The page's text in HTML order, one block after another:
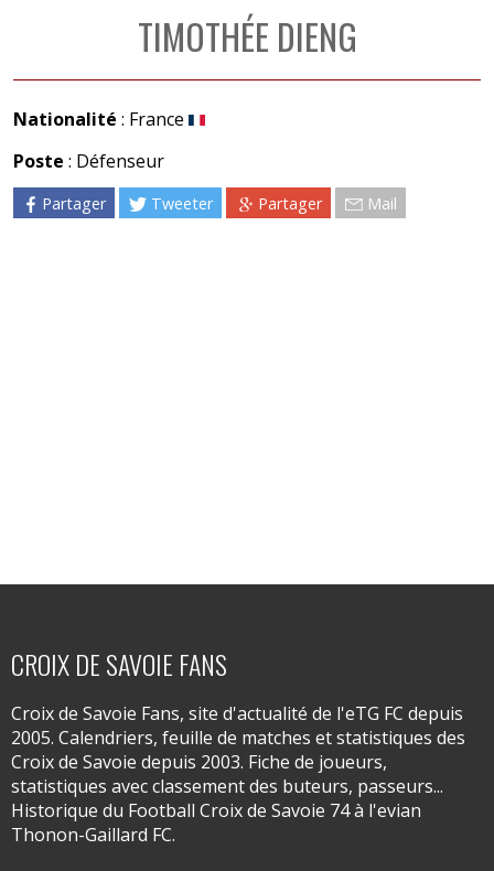
TIMOTHÉE DIENG
Nationalité : France
Poste : Défenseur
Partager Tweeter Partager Mail
CROIX DE SAVOIE FANS
Croix de Savoie Fans, site d'actualité de l'eTG FC depuis
2005. Calendriers, feuille de matches et statistiques des
Croix de Savoie depuis 2003. Fiche de joueurs,
statistiques avec classement des buteurs, passeurs...
Historique du Football Croix de Savoie 74 à l'evian
Thonon-Gaillard FC.